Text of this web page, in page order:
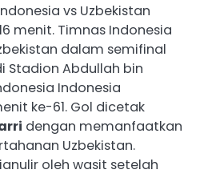
vs Uzbekistan
menit. Timnas Indonesia
dalam semifinal
Stadion Abdullah bin
Indonesia
ke-61. Gol dicetak
dengan memanfaatkan
Uzbekistan.
oleh wasit setelah